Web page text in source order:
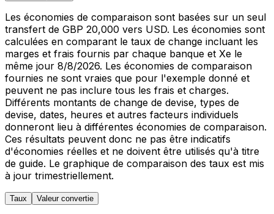
Les économies de comparaison sont basées sur un seul
transfert de GBP 20,000 vers USD. Les économies sont
calculées en comparant le taux de change incluant les
marges et frais fournis par chaque banque et Xe le
même jour 8/8/2026. Les économies de comparaison
fournies ne sont vraies que pour l'exemple donné et
peuvent ne pas inclure tous les frais et charges.
Différents montants de change de devise, types de
devise, dates, heures et autres facteurs individuels
donneront lieu à différentes économies de comparaison.
Ces résultats peuvent donc ne pas être indicatifs
d'économies réelles et ne doivent être utilisés qu'à titre
de guide. Le graphique de comparaison des taux est mis
à jour trimestriellement.
Taux Valeur convertie